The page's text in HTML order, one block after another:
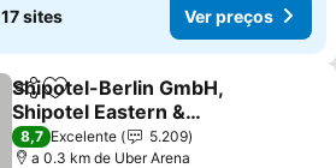
17 sites Ver preços
PartilharAdicionar aos favoritos
Shipotel-Berlin GmbH,
Shipotel Eastern &
Shipotel Western
8,7 Excelente
5.209
a 0.3 km de Uber Arena